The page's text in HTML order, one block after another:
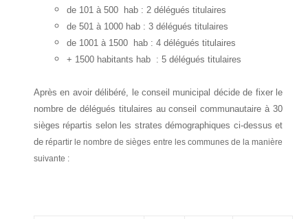
de 101 à 500 hab : 2 délégués titulaires
de 501 à 1000 hab : 3 délégués titulaires
de 1001 à 1500 hab : 4 délégués titulaires
+ 1500 habitants hab : 5 délégués titulaires
Après en avoir délibéré, le conseil municipal décidede fixer le
nombre de délégués titulaires au conseil communautaire à 30
sièges répartis selon les strates démographiques ci-dessus et
de répartir le nombre de sièges entre les communes de la manière
suivante :